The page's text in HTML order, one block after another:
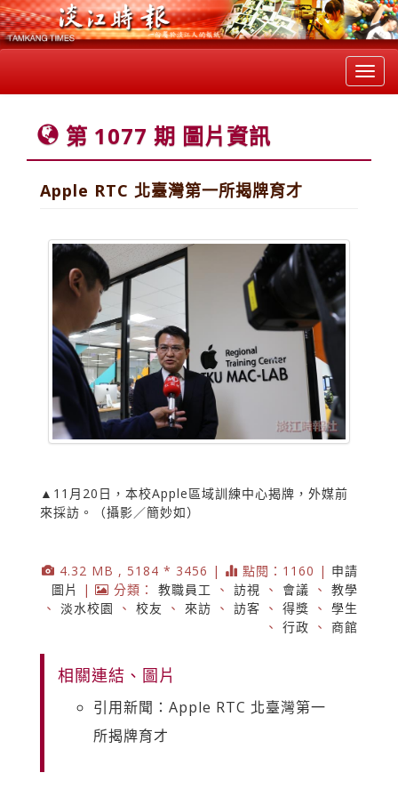
第 1077 期 圖片資訊
Apple RTC 北臺灣第一所揭牌育才
▲11月20日，本校Apple區域訓練中心揭牌，外媒前
來採訪。（攝影／簡妙如）
4.32 MB , 5184 * 3456 | 點閱：1160 | 申請
圖片
| 分類： 教職員工 、 訪視 、 會議 、 教學
、 淡水校園 、 校友 、 來訪 、 訪客 、 得獎 、 學生
、 行政 、 商館
相關連結、圖片
引用新聞：Apple RTC 北臺灣第一
所揭牌育才